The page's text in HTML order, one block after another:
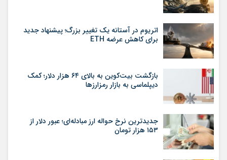
اتریوم در آستانه یک تغییر بزرگ؛ پیشنهاد جدید
برای کاهش عرضه ETH
بازگشت بیت‌کوین به بالای ۶۴ هزار دلار؛ کمک
دیپلماسی به بازار رمزارزها
جدیدترین نرخ حواله ارز مبادله‌ای؛ عبور دلار از
۱۵۳ هزار تومان